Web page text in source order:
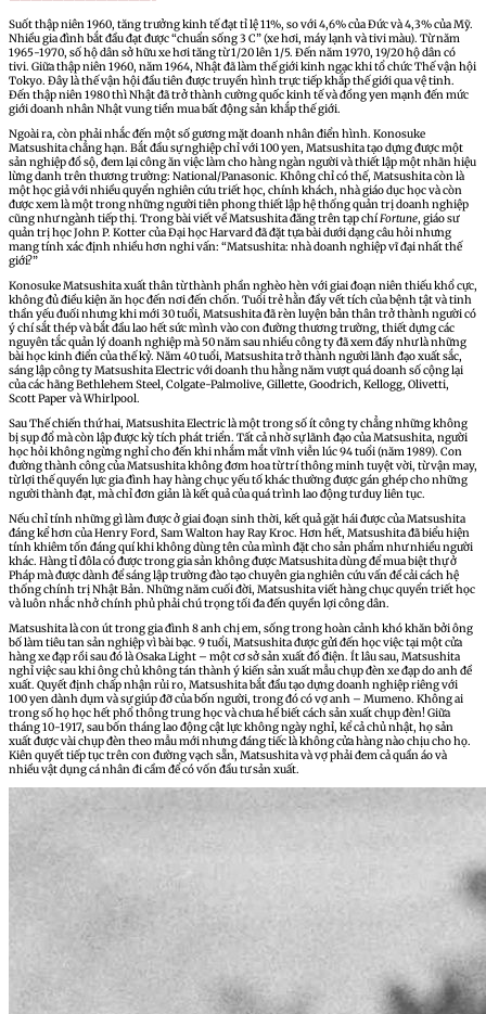
Suốt thập niên 1960, tăng trưởng kinh tế đạt tỉ lệ 11%, so với 4,6% của Đức và 4,3% của Mỹ.
Nhiều gia đình bắt đầu đạt được “chuẩn sống 3 C” (xe hơi, máy lạnh và tivi màu). Từ năm
1965-1970, số hộ dân sở hữu xe hơi tăng từ 1/20 lên 1/5. Đến năm 1970, 19/20 hộ dân có
tivi. Giữa thập niên 1960, năm 1964, Nhật đã làm thế giới kinh ngạc khi tổ chức Thế vận hội
Tokyo. Đây là thế vận hội đầu tiên được truyền hình trực tiếp khắp thế giới qua vệ tinh.
Đến thập niên 1980 thì Nhật đã trở thành cường quốc kinh tế và đồng yen mạnh đến mức
giới doanh nhân Nhật vung tiền mua bất động sản khắp thế giới.
Ngoài ra, còn phải nhắc đến một số gương mặt doanh nhân điển hình. Konosuke
Matsushita chẳng hạn. Bắt đầu sự nghiệp chỉ với 100 yen, Matsushita tạo dựng được một
sản nghiệp đồ sộ, đem lại công ăn việc làm cho hàng ngàn người và thiết lập một nhãn hiệu
lừng danh trên thương trường: National/Panasonic. Không chỉ có thế, Matsushita còn là
một học giả với nhiều quyển nghiên cứu triết học, chính khách, nhà giáo dục học và còn
được xem là một trong những người tiên phong thiết lập hệ thống quản trị doanh nghiệp
cũng như ngành tiếp thị. Trong bài viết về Matsushita đăng trên tạp chíFortune, giáo sư
quản trị học John P. Kotter của Đại học Harvard đã đặt tựa bài dưới dạng câu hỏi nhưng
mang tính xác định nhiều hơn nghi vấn: “Matsushita: nhà doanh nghiệp vĩ đại nhất thế
giới?”
Konosuke Matsushita xuất thân từ thành phần nghèo hèn với giai đoạn niên thiếu khổ cực,
không đủ điều kiện ăn học đến nơi đến chốn. Tuổi trẻ hằn đầy vết tích của bệnh tật và tinh
thần yếu đuối nhưng khi mới 30 tuổi, Matsushita đã rèn luyện bản thân trở thành người có
ý chí sắt thép và bắt đầu lao hết sức mình vào con đường thương trường, thiết dựng các
nguyên tắc quản lý doanh nghiệp mà 50 năm sau nhiều công ty đã xem đấy như là những
bài học kinh điển của thế kỷ. Năm 40 tuổi, Matsushita trở thành người lãnh đạo xuất sắc,
sáng lập công ty Matsushita Electric với doanh thu hằng năm vượt quá doanh số cộng lại
của các hãng Bethlehem Steel, Colgate-Palmolive, Gillette, Goodrich, Kellogg, Olivetti,
Scott Paper và Whirlpool.
Sau Thế chiến thứ hai, Matsushita Electric là một trong số ít công ty chẳng những không
bị sụp đổ mà còn lập được kỳ tích phát triển. Tất cả nhờ sự lãnh đạo của Matsushita, người
học hỏi không ngừng nghỉ cho đến khi nhắm mắt vĩnh viễn lúc 94 tuổi (năm 1989). Con
đường thành công của Matsushita không đơm hoa từ trí thông minh tuyệt vời, từ vận may,
từ lợi thế quyền lực gia đình hay hàng chục yếu tố khác thường được gán ghép cho những
người thành đạt, mà chỉ đơn giản là kết quả của quá trình lao động tư duy liên tục.
Nếu chỉ tính những gì làm được ở giai đoạn sinh thời, kết quả gặt hái được của Matsushita
đáng kể hơn của Henry Ford, Sam Walton hay Ray Kroc. Hơn hết, Matsushita đã biểu hiện
tính khiêm tốn đáng quí khi không dùng tên của mình đặt cho sản phẩm như nhiều người
khác. Hàng tỉ đôla có được trong gia sản không được Matsushita dùng để mua biệt thự ở
Pháp mà được dành để sáng lập trường đào tạo chuyên gia nghiên cứu vấn đề cải cách hệ
thống chính trị Nhật Bản. Những năm cuối đời, Matsushita viết hàng chục quyển triết học
và luôn nhắc nhở chính phủ phải chú trọng tối đa đến quyền lợi công dân.
Matsushita là con út trong gia đình 8 anh chị em, sống trong hoàn cảnh khó khăn bởi ông
bố làm tiêu tan sản nghiệp vì bài bạc. 9 tuổi, Matsushita được gửi đến học việc tại một cửa
hàng xe đạp rồi sau đó là Osaka Light – một cơ sở sản xuất đồ điện. Ít lâu sau, Matsushita
nghỉ việc sau khi ông chủ không tán thành ý kiến sản xuất mẫu chụp đèn xe đạp do anh đề
xuất. Quyết định chấp nhận rủi ro, Matsushita bắt đầu tạo dựng doanh nghiệp riêng với
100 yen dành dụm và sự giúp đỡ của bốn người, trong đó có vợ anh – Mumeno. Không ai
trong số họ học hết phổ thông trung học và chưa hề biết cách sản xuất chụp đèn! Giữa
tháng 10-1917, sau bốn tháng lao động cật lực không ngày nghỉ, kể cả chủ nhật, họ sản
xuất được vài chụp đèn theo mẫu mới nhưng đáng tiếc là không cửa hàng nào chịu cho họ.
Kiên quyết tiếp tục trên con đường vạch sẵn, Matsushita và vợ phải đem cả quần áo và
nhiều vật dụng cá nhân đi cầm để có vốn đầu tư sản xuất.